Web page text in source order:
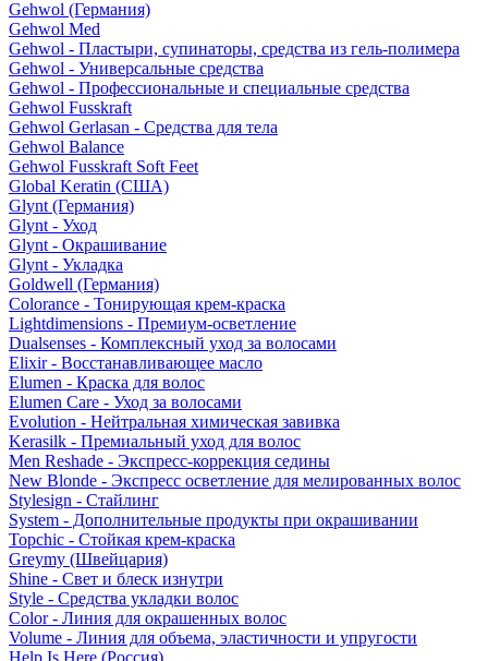
Gehwol (Германия)
Gehwol Med
Gehwol - Пластыри, супинаторы, средства из гель-полимера
Gehwol - Универсальные средства
Gehwol - Профессиональные и специальные средства
Gehwol Fusskraft
Gehwol Gerlasan - Средства для тела
Gehwol Balance
Gehwol Fusskraft Soft Feet
Global Keratin (США)
Glynt (Германия)
Glynt - Уход
Glynt - Окрашивание
Glynt - Укладка
Goldwell (Германия)
Colorance - Тонирующая крем-краска
Lightdimensions - Премиум-осветление
Dualsenses - Комплексный уход за волосами
Elixir - Восстанавливающее масло
Elumen - Краска для волос
Elumen Care - Уход за волосами
Evolution - Нейтральная химическая завивка
Kerasilk - Премиальный уход для волос
Men Reshade - Экспресс-коррекция седины
New Blonde - Экспресс осветление для мелированных волос
Stylesign - Стайлинг
System - Дополнительные продукты при окрашивании
Topchic - Стойкая крем-краска
Greymy (Швейцария)
Shine - Свет и блеск изнутри
Style - Средства укладки волос
Color - Линия для окрашенных волос
Volume - Линия для объема, эластичности и упругости
Help Is Here (Россия)